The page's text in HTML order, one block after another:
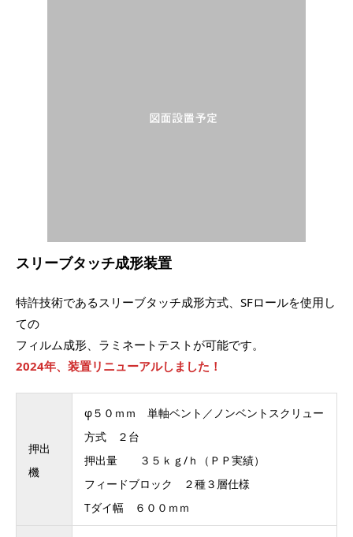
スリーブタッチ成形装置
特許技術であるスリーブタッチ成形方式、SFロールを使用し
ての
フィルム成形、ラミネートテストが可能です。
2024年、装置リニューアルしました！
押出
機
φ５０ｍｍ 単軸ベント／ノンベントスクリュー
方式 ２台
押出量 ３５ｋｇ/ｈ（ＰＰ実績）
フィードブロック ２種３層仕様
Tダイ幅 ６００ｍｍ